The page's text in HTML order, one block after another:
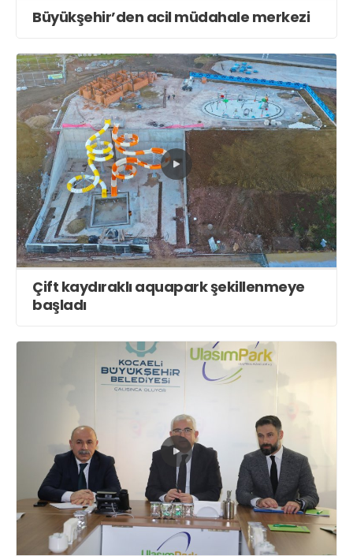
Büyükşehir’den acil müdahale merkezi
Çift kaydıraklı aquapark şekillenmeye
başladı